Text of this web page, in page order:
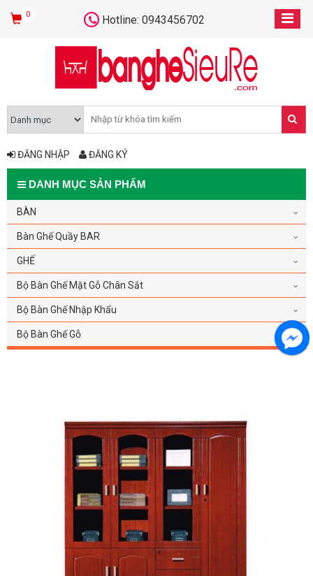
0 Hotline: 0943456702
ĐĂNG NHẬP ĐĂNG KÝ
DANH MỤC SẢN PHẨM
BÀN
Bàn Ghế Quầy BAR
GHẾ
Bộ Bàn Ghế Mặt Gỗ Chân Sắt
Bộ Bàn Ghế Nhập Khẩu
Bộ Bàn Ghế Gỗ